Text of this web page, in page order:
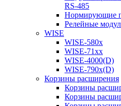
RS-485
Нормирующие
Релейные
WISE
WISE-580x
WISE-71xx
WISE-4000(D)
WISE-790x(D)
Корзины расширения
Корзины
Корзины